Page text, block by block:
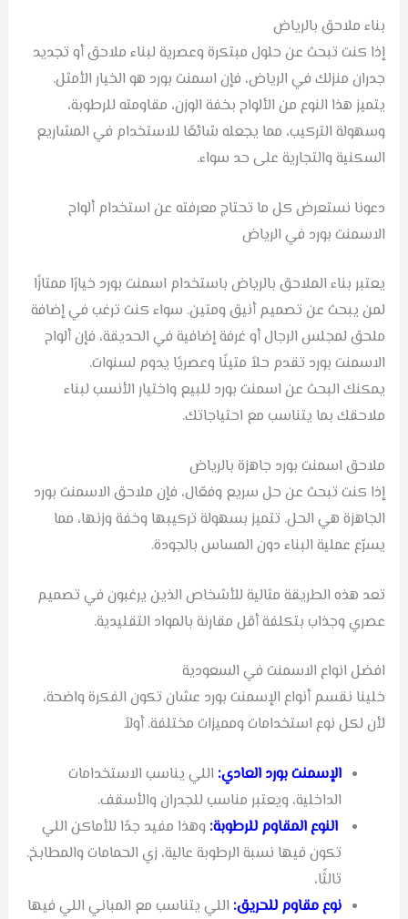
بناء ملاحق بالرياض
إذا كنت تبحث عن حلول مبتكرة وعصرية لبناء ملاحق أو تجديد
جدران منزلك في الرياض، فإن اسمنت بورد هو الخيار الأمثل.
يتميز هذا النوع من الألواح بخفة الوزن، مقاومته للرطوبة،
وسهولة التركيب، مما يجعله شائعًا للاستخدام في المشاريع
السكنية والتجارية على حد سواء.
دعونا نستعرض كل ما تحتاج معرفته عن استخدام ألواح
الاسمنت بورد في الرياض
يعتبر بناء الملاحق بالرياض باستخدام اسمنت بورد خيارًا ممتازًا
لمن يبحث عن تصميم أنيق ومتين. سواء كنت ترغب في إضافة
ملحق لمجلس الرجال أو غرفة إضافية في الحديقة، فإن ألواح
الاسمنت بورد تقدم حلاً متينًا وعصريًا يدوم لسنوات.
يمكنك البحث عن اسمنت بورد للبيع واختيار الأنسب لبناء
ملاحقك بما يتناسب مع احتياجاتك.
ملاحق اسمنت بورد جاهزة بالرياض
إذا كنت تبحث عن حل سريع وفعّال، فإن ملاحق الاسمنت بورد
الجاهزة هي الحل. تتميز بسهولة تركيبها وخفة وزنها، مما
يسرّع عملية البناء دون المساس بالجودة.
تعد هذه الطريقة مثالية للأشخاص الذين يرغبون في تصميم
عصري وجذاب بتكلفة أقل مقارنة بالمواد التقليدية.
افضل انواع الاسمنت في السعودية
خلينا نقسم أنواع الإسمنت بورد عشان تكون الفكرة واضحة،
لأن لكل نوع استخدامات ومميزات مختلفة. أولاً
الإسمنت بورد العادي: اللي يناسب الاستخدامات
الداخلية، ويعتبر مناسب للجدران والأسقف.
النوع المقاوم للرطوبة: وهذا مفيد جدًا للأماكن اللي
تكون فيها نسبة الرطوبة عالية، زي الحمامات والمطابخ.
ثالثًا،
نوع مقاوم للحريق: اللي يتناسب مع المباني اللي فيها